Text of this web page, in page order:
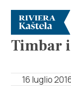
EVENTI
Timbar
16 luglio